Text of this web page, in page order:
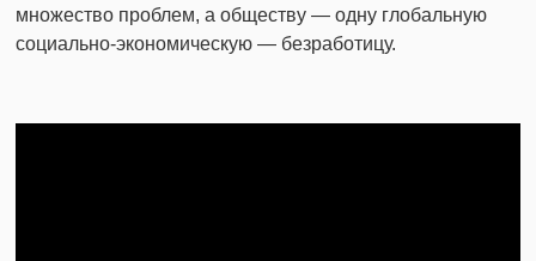
множество проблем, а обществу — одну глобальную
социально-экономическую — безработицу.